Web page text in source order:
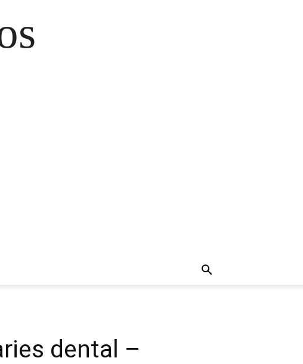
dental –